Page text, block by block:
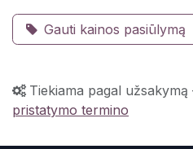
Gauti kainos pasiūlymą
Tiekiama pagal užsakymą
pristatymo termino